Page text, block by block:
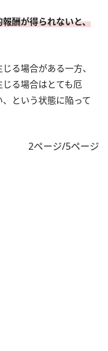
酬が得られないと、
る場合がある一方、
る場合はとても厄
という状態に陥って
2ページ/5ページ